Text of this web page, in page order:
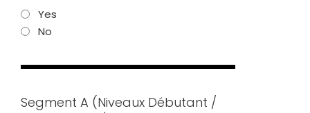
Yes
No
Segment A (Niveaux Débutant /